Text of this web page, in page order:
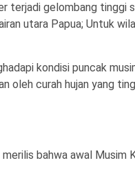
terjadi gelombang tinggi
utara Papua; Untuk
kondisi puncak
oleh curah hujan yang
bahwa awal Musim